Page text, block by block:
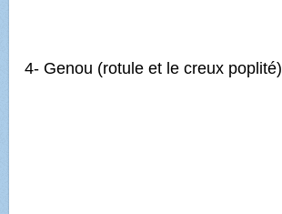
4- Genou (rotule et le creux poplité)